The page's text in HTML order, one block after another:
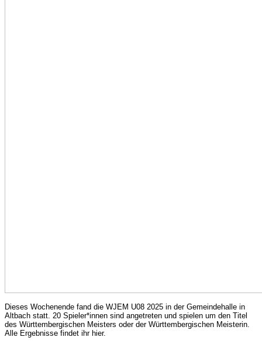
Dieses Wochenende fand die WJEM U08 2025 in der Gemeindehalle in
Altbach statt. 20 Spieler*innen sind angetreten und spielen um den Titel
des Württembergischen Meisters oder der Württembergischen Meisterin.
Alle Ergebnisse findet ihr hier.